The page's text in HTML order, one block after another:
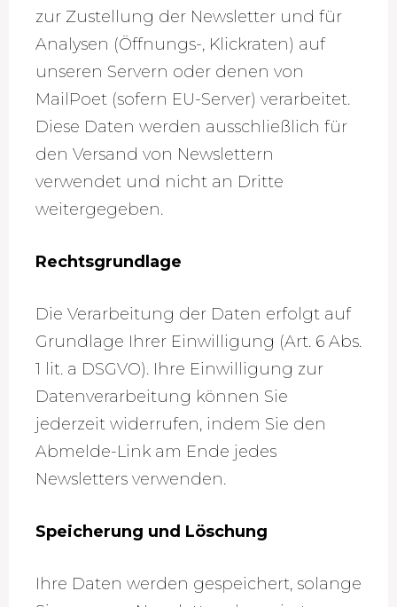
zur Zustellung der Newsletter und für
Analysen (Öffnungs-, Klickraten) auf
unseren Servern oder denen von
MailPoet (sofern EU-Server) verarbeitet.
Diese Daten werden ausschließlich für
den Versand von Newslettern
verwendet und nicht an Dritte
weitergegeben.
Rechtsgrundlage
Die Verarbeitung der Daten erfolgt auf
Grundlage Ihrer Einwilligung (Art. 6 Abs.
1 lit. a DSGVO). Ihre Einwilligung zur
Datenverarbeitung können Sie
jederzeit widerrufen, indem Sie den
Abmelde-Link am Ende jedes
Newsletters verwenden.
Speicherung und Löschung
Ihre Daten werden gespeichert, solange